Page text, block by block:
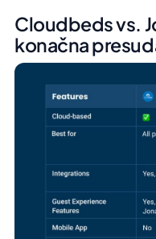
Cloudbeds vs.
konačna